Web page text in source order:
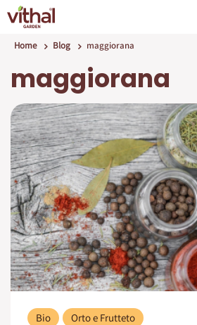
Home Blog maggiorana
maggiorana
Bio Orto e Frutteto